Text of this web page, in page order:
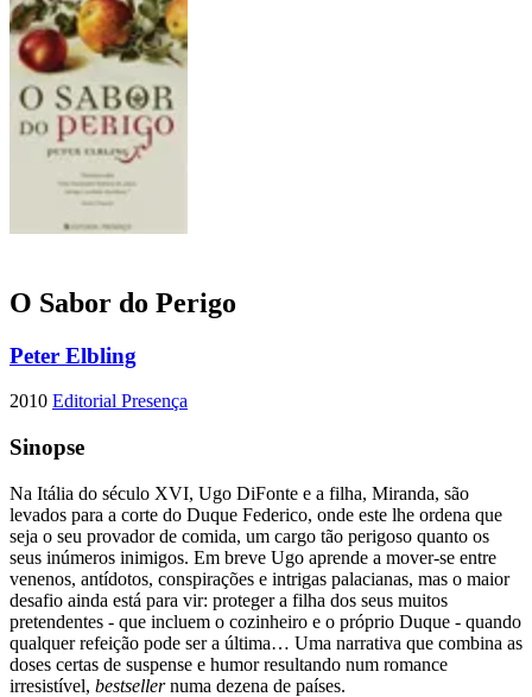
O Sabor do Perigo
Peter Elbling
2010 Editorial Presença
Sinopse
Na Itália do século XVI, Ugo DiFonte e a filha, Miranda, são
levados para a corte do Duque Federico, onde este lhe ordena que
seja o seu provador de comida, um cargo tão perigoso quanto os
seus inúmeros inimigos. Em breve Ugo aprende a mover-se entre
venenos, antídotos, conspirações e intrigas palacianas, mas o maior
desafio ainda está para vir: proteger a filha dos seus muitos
pretendentes - que incluem o cozinheiro e o próprio Duque - quando
qualquer refeição pode ser a última… Uma narrativa que combina as
doses certas de suspense e humor resultando num romance
irresistível, bestsellernuma dezena de países.